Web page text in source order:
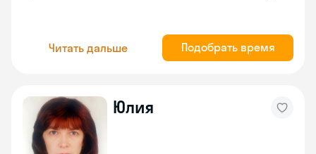
Читать дальше Подобрать время
Юлия